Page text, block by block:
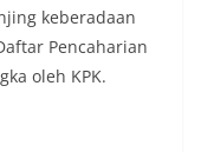
keberadaan
Pencaharian
oleh KPK.